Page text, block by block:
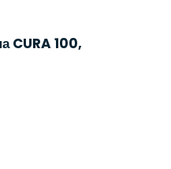
CURA 100,